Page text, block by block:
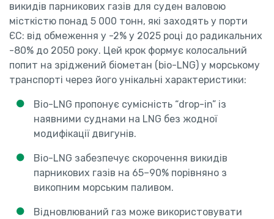
викидів парникових газів для суден валовою
місткістю понад 5 000 тонн, які заходять у порти
ЄС: від обмеження у -2% у 2025 році до радикальних
-80% до 2050 року. Цей крок формує колосальний
попит на зріджений біометан (bio-LNG) у морському
транспорті через його унікальні характеристики:
Bio-LNG пропонує сумісність “drop-in” із
наявними суднами на LNG без жодної
модифікації двигунів.
Bio-LNG забезпечує скорочення викидів
парникових газів на 65–90% порівняно з
викопним морським паливом.
Відновлюваний газ може використовувати